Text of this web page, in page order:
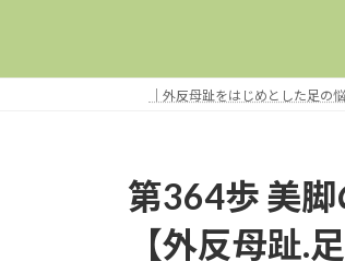
｜外反母趾をはじめとした足の
第364歩 美
【外反母趾.